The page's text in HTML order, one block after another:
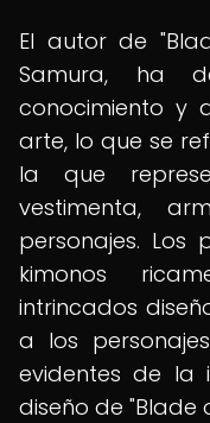
El autor de
Samura, ha
conocimiento y
arte, lo que se
la que
vestimenta,
personajes. Los
kimonos
intrincados
a los
evidentes de la
diseño de "Blade